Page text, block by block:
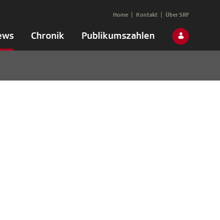
Chronik Publikumszahlen
Home Kontakt Über SRF